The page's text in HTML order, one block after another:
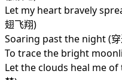
Let my heart bravely
翅飞翔)
Soaring past the night (穿
To trace the bright
Let the clouds heal me of